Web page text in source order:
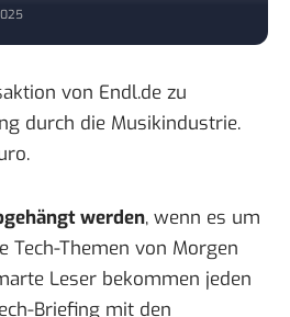
von Endl.de zu
durch die Musikindustrie.
werden, wenn es um
Tech-Themen von Morgen
Leser bekommen jeden
Briefing mit den